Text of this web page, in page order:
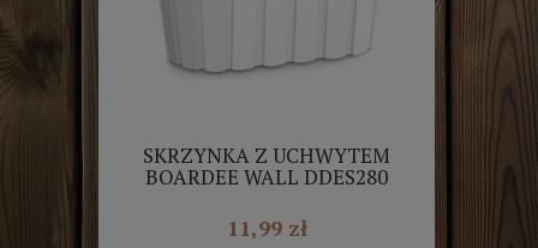
SKRZYNKA Z UCHWYTEM
BOARDEE WALL DDES280
11,99 zł